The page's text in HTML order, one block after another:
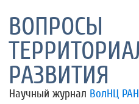
ВОПРОСЫ
РАЗВИТИЯ
Научный журнал ВолНЦ РАН